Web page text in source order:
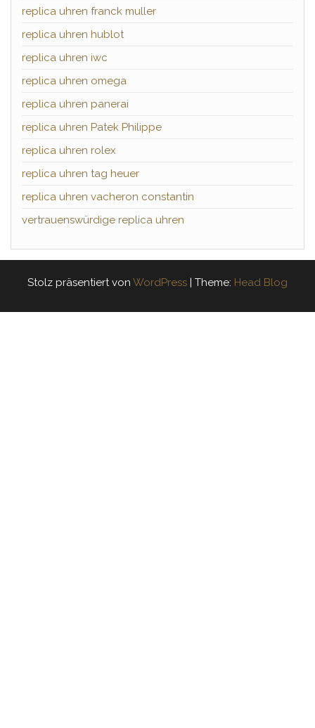
replica uhren franck muller
replica uhren hublot
replica uhren iwc
replica uhren omega
replica uhren panerai
replica uhren Patek Philippe
replica uhren rolex
replica uhren tag heuer
replica uhren vacheron constantin
vertrauenswürdige replica uhren
Stolz präsentiert von WordPress | Theme: Head Blog